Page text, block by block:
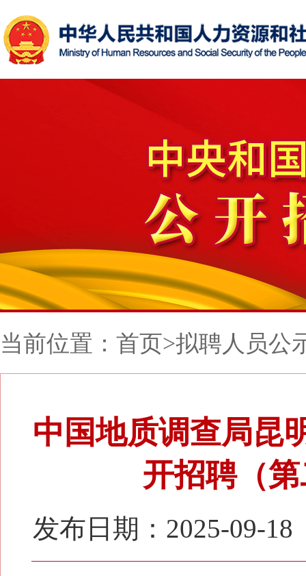
当前位置： 首页>拟聘人员公
中国地质调查局昆
开招聘（
发布日期：2025-09-18